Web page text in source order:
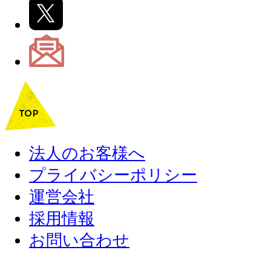
法人のお客様へ
プライバシーポリシー
運営会社
採用情報
お問い合わせ